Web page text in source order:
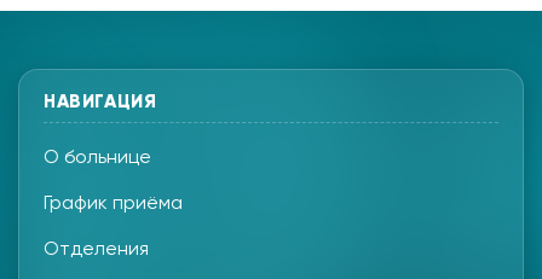
НАВИГАЦИЯ
О больнице
График приёма
Отделения